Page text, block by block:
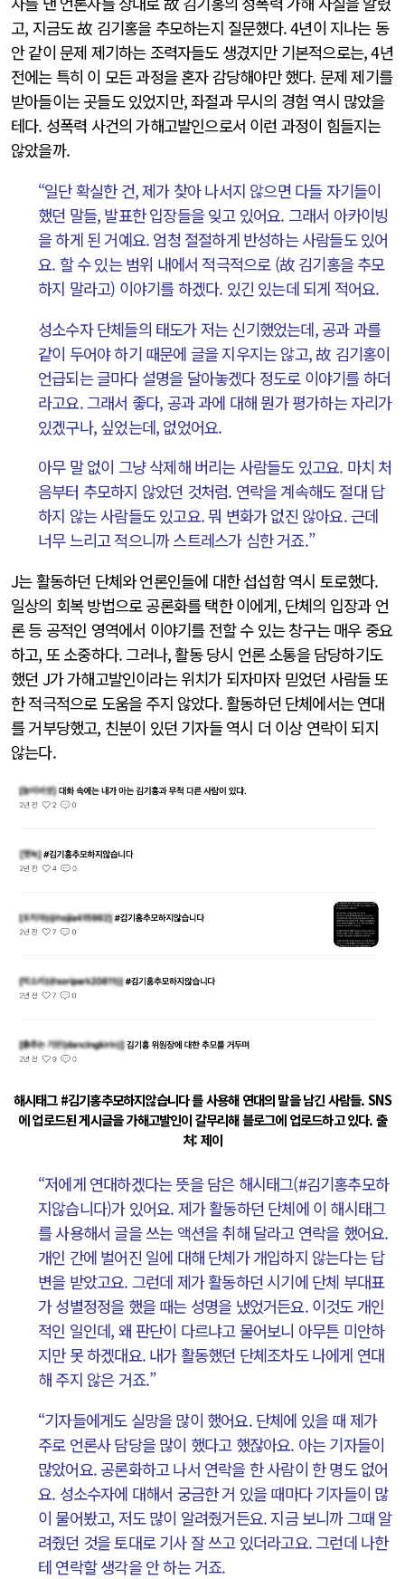
고, 지금도 故 김기홍을 추모하는지 질문했다. 4년이 지나는 동
안 같이 문제 제기하는 조력자들도 생겼지만 기본적으로는, 4년
전에는 특히 이 모든 과정을 혼자 감당해야만 했다. 문제 제기를
받아들이는 곳들도 있었지만, 좌절과 무시의 경험 역시 많았을
테다. 성폭력 사건의 가해고발인으로서 이런 과정이 힘들지는
않았을까.
“일단 확실한 건, 제가 찾아 나서지 않으면 다들 자기들이
했던 말들, 발표한 입장들을 잊고 있어요. 그래서 아카이빙
을 하게 된 거예요. 엄청 절절하게 반성하는 사람들도 있어
요. 할 수 있는 범위 내에서 적극적으로 (故 김기홍을 추모
하지 말라고) 이야기를 하겠다. 있긴 있는데 되게 적어요.
성소수자 단체들의 태도가 저는 신기했었는데, 공과 과를
같이 두어야 하기 때문에 글을 지우지는 않고, 故 김기홍이
언급되는 글마다 설명을 달아놓겠다 정도로 이야기를 하더
라고요. 그래서 좋다, 공과 과에 대해 뭔가 평가하는 자리가
있겠구나, 싶었는데, 없었어요.
아무 말 없이 그냥 삭제해 버리는 사람들도 있고요. 마치 처
음부터 추모하지 않았던 것처럼. 연락을 계속해도 절대 답
하지 않는 사람들도 있고요. 뭐 변화가 없진 않아요. 근데
너무 느리고 적으니까 스트레스가 심한 거죠.”
J는 활동하던 단체와 언론인들에 대한 섭섭함 역시 토로했다.
일상의 회복 방법으로 공론화를 택한 이에게, 단체의 입장과 언
론 등 공적인 영역에서 이야기를 전할 수 있는 창구는 매우 중요
하고, 또 소중하다. 그러나, 활동 당시 언론 소통을 담당하기도
했던 J가 가해고발인이라는 위치가 되자마자 믿었던 사람들 또
한 적극적으로 도움을 주지 않았다. 활동하던 단체에서는 연대
를 거부당했고, 친분이 있던 기자들 역시 더 이상 연락이 되지
않는다.
해시태그 #김기홍추모하지않습니다 를 사용해 연대의 말을 남긴 사람들. SNS
에 업로드된 게시글을 가해고발인이 갈무리해 블로그에 업로드하고 있다. 출
처: 제이
“저에게 연대하겠다는 뜻을 담은 해시태그(#김기홍추모하
지않습니다)가 있어요. 제가 활동하던 단체에 이 해시태그
를 사용해서 글을 쓰는 액션을 취해 달라고 연락을 했어요.
개인 간에 벌어진 일에 대해 단체가 개입하지 않는다는 답
변을 받았고요. 그런데 제가 활동하던 시기에 단체 부대표
가 성별정정을 했을 때는 성명을 냈었거든요. 이것도 개인
적인 일인데, 왜 판단이 다르냐고 물어보니 아무튼 미안하
지만 못 하겠대요. 내가 활동했던 단체조차도 나에게 연대
해 주지 않은 거죠.”
“기자들에게도 실망을 많이 했어요. 단체에 있을 때 제가
주로 언론사 담당을 많이 했다고 했잖아요. 아는 기자들이
많았어요. 공론화하고 나서 연락을 한 사람이 한 명도 없어
요. 성소수자에 대해서 궁금한 거 있을 때마다 기자들이 많
이 물어봤고, 저도 많이 알려줬거든요. 지금 보니까 그때 알
려줬던 것을 토대로 기사 잘 쓰고 있더라고요. 그런데 나한
테 연락할 생각을 안 하는 거죠.